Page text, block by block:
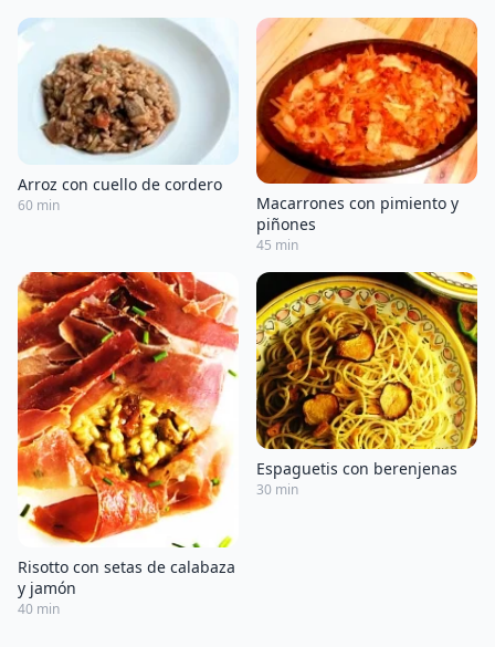
Arroz con cuello de cordero
60 min
Macarrones con pimiento y
piñones
45 min
Risotto con setas de calabaza
y jamón
40 min
Espaguetis con berenjenas
30 min